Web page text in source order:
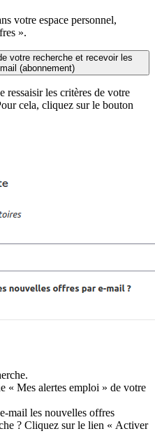
votre espace personnel,
».
votre recherche et recevoir les
(abonnement)
ressaisir les critères de votre
cela, cliquez sur le bouton
« Mes alertes emploi » de votre
mail les nouvelles offres
? Cliquez sur le lien « Activer